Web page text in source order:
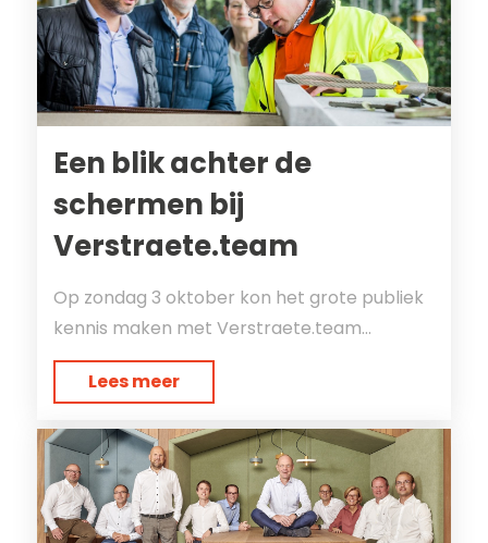
Een blik achter de
schermen bij
Verstraete.team
Op zondag 3 oktober kon het grote publiek
kennis maken met Verstraete.team...
Lees meer